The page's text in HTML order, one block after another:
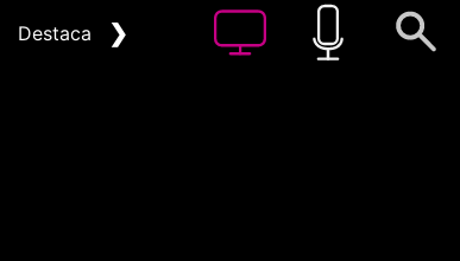
Destacat ❯